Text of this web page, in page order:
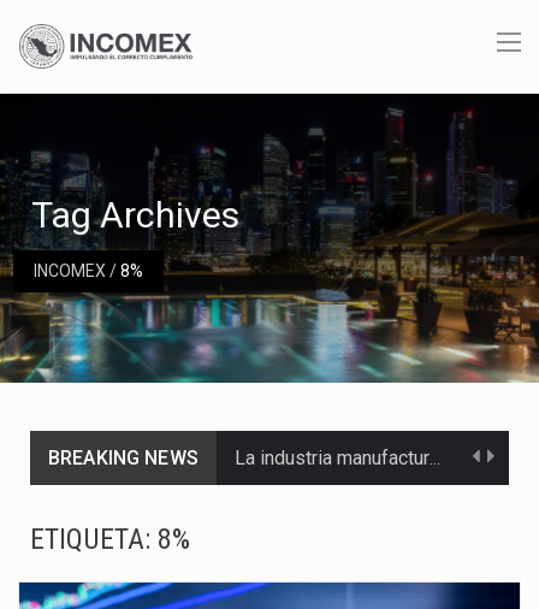
INCOMEX/8%
Tag Archives
BREAKING NEWS La industria manufacturera de exportación afiliada a Index en Nuevo León ha alcanzado hasta 10%…
ETIQUETA: 8%